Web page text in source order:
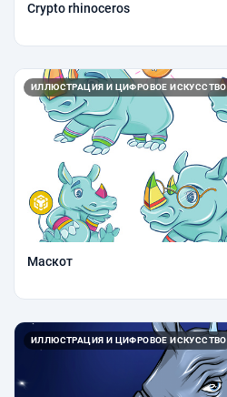
Crypto rhinoceros
ИЛЛЮСТРАЦИЯ И ЦИФРОВОЕ ИСКУССТВО
Маскот
ИЛЛЮСТРАЦИЯ И ЦИФРОВОЕ ИСКУССТВО